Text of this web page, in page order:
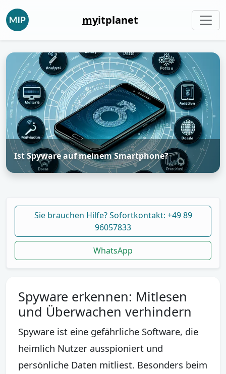
myitplanet
Ist Spyware auf meinem Smartphone?
Sie brauchen Hilfe? Sofortkontakt: +49 89
96057833
WhatsApp
Spyware erkennen: Mitlesen
und Überwachen verhindern
Spyware ist eine gefährliche Software, die
heimlich Nutzer ausspioniert und
persönliche Daten mitliest. Besonders beim